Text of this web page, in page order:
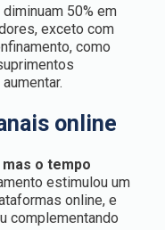
50% em
exceto com
como
online
o tempo
estimulou um
online, e
complementando